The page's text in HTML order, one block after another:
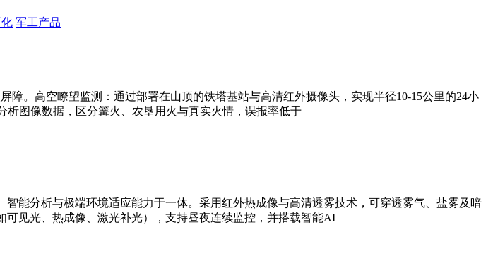
军工产品
。高空瞭望监测：通过部署在山顶的铁塔基站与高清红外摄像头，实现半径10-15公里的24小
图像数据，区分篝火、农垦用火与真实火情，误报率低于
能分析与极端环境适应能力于一体。采用红外热成像与高清透雾技术，可穿透雾气、盐雾及暗
见光、热成像、激光补光），支持昼夜连续监控，并搭载智能AI